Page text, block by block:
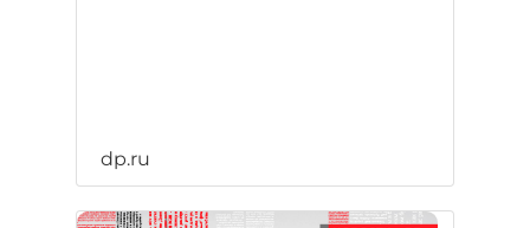
dp.ru